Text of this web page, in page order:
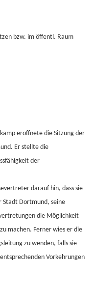
bzw. im öffentl. Raum
eröffnete die Sitzung der
Er stellte die
der
darauf hin, dass sie
Stadt Dortmund, seine
die Möglichkeit
machen. Ferner wies er die
zu wenden, falls sie
Vorkehrungen